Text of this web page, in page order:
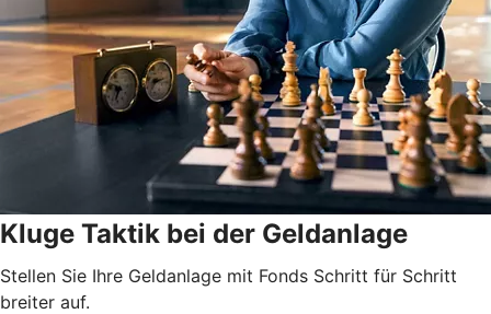
Kluge Taktik bei der Geldanlage
Stellen Sie Ihre Geldanlage mit Fonds Schritt für Schritt
breiter auf.